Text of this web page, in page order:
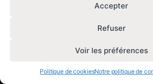
Accepter
Refuser
Voir les préférences
Politique de cookiesNotre politique de